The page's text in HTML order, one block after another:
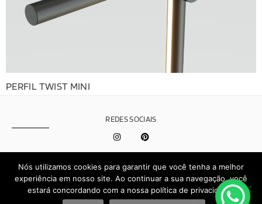
PERFIL TWIST MINI
Effect © 2026 - Todos os direitos reservados | Desenvolvido por
Privacidade
REDES SOCIAIS
Nós utilizamos cookies para garantir que você tenha a melhor
experiência em nosso site. Ao continuar a sua navegação, você
estará concordando com a nossa política de privacidade.